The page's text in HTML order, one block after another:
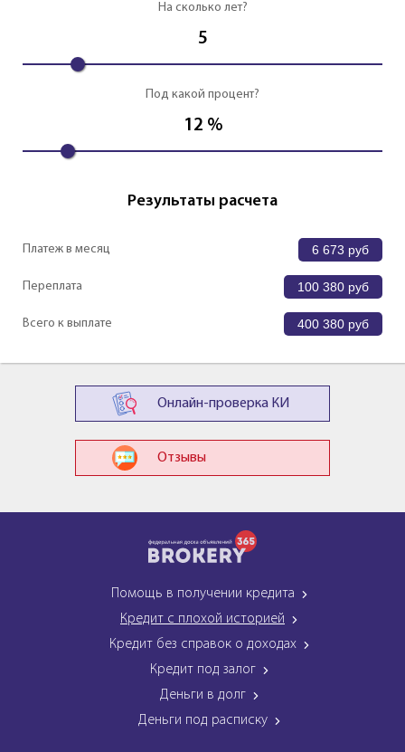
На сколько лет?
5
Под какой процент?
12 %
Результаты расчета
Платеж в месяц 6 673 руб
Переплата 100 380 руб
Всего к выплате 400 380 руб
Онлайн-проверка КИ
Отзывы
Помощь в получении кредита
Кредит с плохой историей
Кредит без справок о доходах
Кредит под залог
Деньги в долг
Деньги под расписку